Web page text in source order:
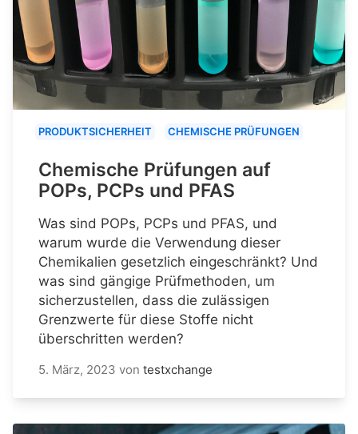
PRODUKTSICHERHEIT CHEMISCHE PRÜFUNGEN
Chemische Prüfungen auf
POPs, PCPs und PFAS
Was sind POPs, PCPs und PFAS, und
warum wurde die Verwendung dieser
Chemikalien gesetzlich eingeschränkt? Und
was sind gängige Prüfmethoden, um
sicherzustellen, dass die zulässigen
Grenzwerte für diese Stoffe nicht
überschritten werden?
5. März, 2023 von testxchange